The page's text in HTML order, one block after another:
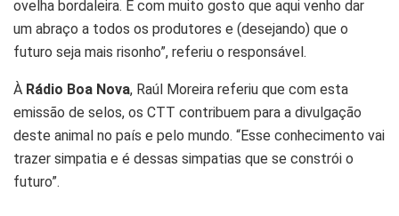
ovelha bordaleira. É com muito gosto que aqui venho dar
um abraço a todos os produtores e (desejando) que o
futuro seja mais risonho”, referiu o responsável.
À Rádio Boa Nova, Raúl Moreira referiu que com esta
emissão de selos, os CTT contribuem para a divulgação
deste animal no país e pelo mundo. “Esse conhecimento vai
trazer simpatia e é dessas simpatias que se constrói o
futuro”.